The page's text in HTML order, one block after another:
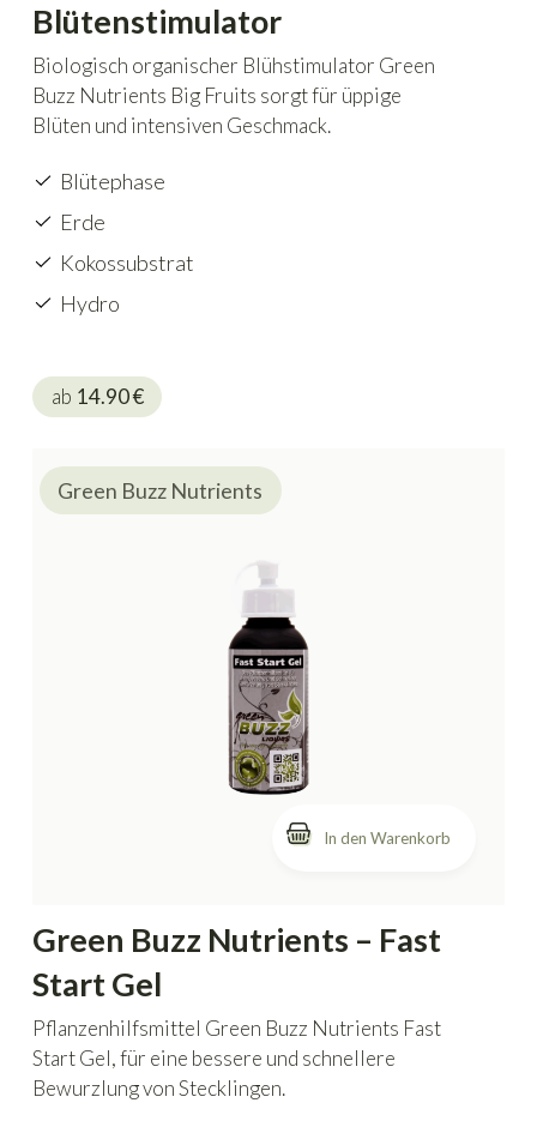
Blütenstimulator
Biologisch organischer Blühstimulator Green
Buzz Nutrients Big Fruits sorgt für üppige
Blüten und intensiven Geschmack.
Blütephase
Erde
Kokossubstrat
Hydro
ab 14.90€
In den Warenkorb
Green Buzz Nutrients – Fast
Start Gel
Pflanzenhilfsmittel Green Buzz Nutrients Fast
Start Gel, für eine bessere und schnellere
Bewurzlung von Stecklingen.
Green Buzz Nutrients